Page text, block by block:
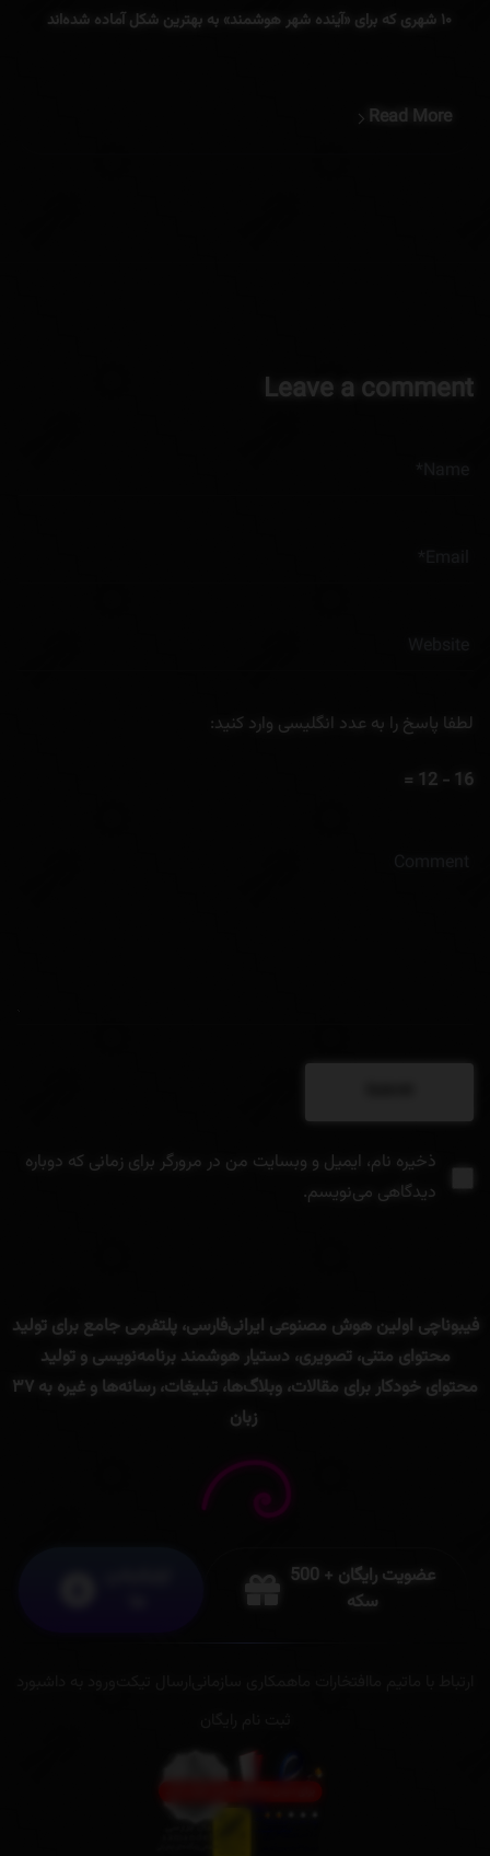
۱۰ شهری که برای «آینده شهر هوشمند» به بهترین شکل آماده شده‌اند
Read More
Leave a comment
ذخیره نام، ایمیل و وبسایت من در مرورگر برای زمانی که دوباره
دیدگاهی می‌نویسم.
لطفا پاسخ را به عدد انگلیسی وارد کنید:
16 − 12 =
فیبوناچی اولین هوش مصنوعی ایرانیفارسی، پلتفرمی جامع برای تولید
محتوای متنی، تصویری، دستیارهوشمند برنامه‌نویسی و تولید
محتوای خودکار برای مقالات، وبلاگ‌ها، تبلیغات، رسانه‌ها و غیره به ۳۷
زبان
عضویت رایگان + 500
سکه